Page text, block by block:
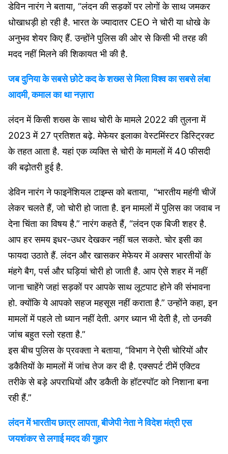
डेविन नारंग ने बताया, “लंदन की सड़कों पर लोगों के साथ जमकर
धोखाधड़ी हो रही है. भारत के ज्यादातर CEO ने चोरी या धोखे के
अनुभव शेयर किए हैं. उन्होंने पुलिस की ओर से किसी भी तरह की
मदद नहीं मिलने की शिकायत भी की है.
जब दुनिया के सबसे छोटे कद के शख्स से मिला विश्व का सबसे लंबा
आदमी, कमाल का था नज़ारा
लंदन में किसी शख्स के साथ चोरी के मामले 2022 की तुलना में
2023 में 27 प्रतिशत बढ़े. मेफेयर इलाका वेस्टमिंस्टर डिस्ट्रिक्ट
के तहत आता है. यहां एक व्यक्ति से चोरी के मामलों में 40 फीसदी
की बढ़ोतरी हुई है.
डेविन नारंग ने फाइनेंशियल टाइम्स को बताया, “भारतीय महंगी चीजें
लेकर चलते हैं, जो चोरी हो जाता है. इन मामलों में पुलिस का जवाब न
देना चिंता का विषय है.” नारंग कहते हैं, “लंदन एक बिजी शहर है.
आप हर समय इधर-उधर देखकर नहीं चल सकते. चोर इसी का
फायदा उठाते हैं. लंदन और खासकर मेफेयर में अक्सर भारतीयों के
मंहगे बैग, पर्स और घड़ियां चोरी हो जाती है. आप ऐसे शहर में नहीं
जाना चाहेंगे जहां सड़कों पर आपके साथ लूटपाट होने की संभावना
हो. क्योंकि ये आपको सहज महसूस नहीं कराता है.” उन्होंने कहा, इन
मामलों में पहले तो ध्यान नहीं देती. अगर ध्यान भी देती है, तो उनकी
जांच बहुत स्लो रहता है.”
इस बीच पुलिस के प्रवक्ता ने बताया, “विभाग ने ऐसी चोरियों और
डकैतियों के मामलों में जांच तेज कर दी है. एक्सपर्ट टीमें एक्टिव
तरीके से बड़े अपराधियों और डकैती के हॉटस्पॉट को निशाना बना
रही हैं.”
लंदन में भारतीय छात्र लापता, बीजेपी नेता ने विदेश मंत्री एस
जयशंकर से लगाई मदद की गुहार